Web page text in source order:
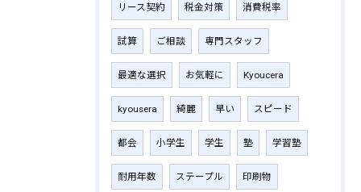
リース契約 税金対策 消費税率
試算 ご相談 専門スタッフ
最適な選択 お気軽に Kyoucera
kyousera 綺麗 早い スピード
都会 小学生 学生 塾 学習塾
耐用年数 ステープル 印刷物